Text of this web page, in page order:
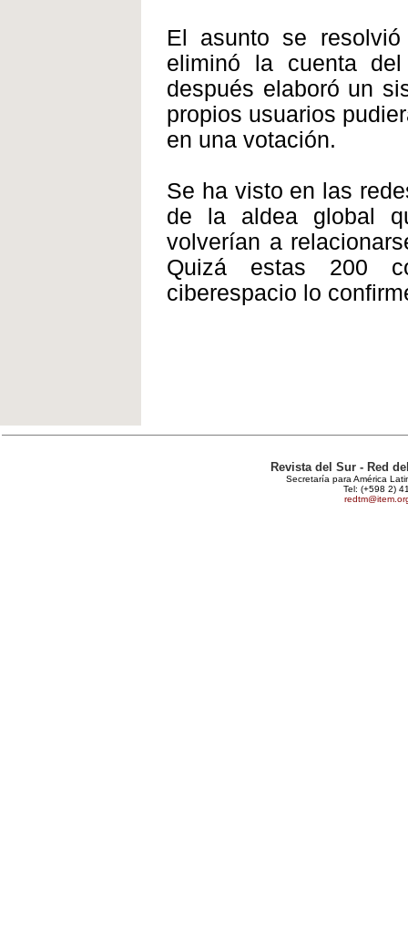
El asunto se
eliminó la cuenta
después elaboró un
propios usuarios
en una votación.
Se ha visto en las
de la aldea global
volverían a
Quizá estas 200
ciberespacio lo
Revista del Sur - Red
Secretaría para América
Tel: (+598 2)